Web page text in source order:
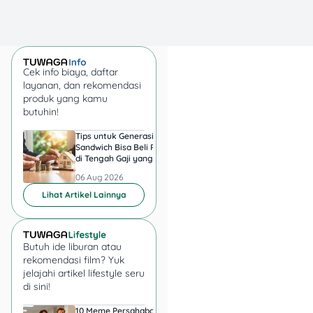
atau pengalaman
Punya skill mengajar
atau mentor
Mau membangun
audiens yang loyal
💡 Plus:
Bisa upsell produk
digital setelah acara
Cocok untuk
pelatihan, bootcamp,
Cek info biaya, daftar
layanan, dan rekomendasi
produk yang kamu
butuhin!
Tips untuk Generasi
Sandwich Bisa Beli Rumah
di Tengah Gaji yang
06 Aug 2026
Lihat Artikel Lainnya
Butuh ide liburan atau
rekomendasi film? Yuk
jelajahi artikel lifestyle seru
di sini!
10 Meme Persahabatan